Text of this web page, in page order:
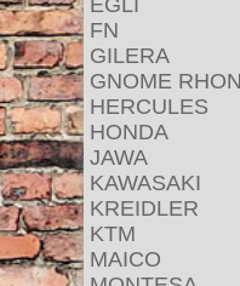
EGLI
FN
GILERA
GNOME
HERCULES
HONDA
JAWA
KAWASAKI
KREIDLER
KTM
MAICO